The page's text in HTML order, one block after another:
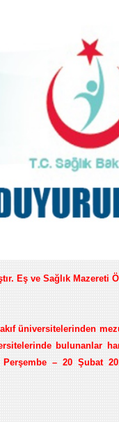
Eş ve Sağlık Mazereti
üniversitelerinden
bulunanlar
Perşembe – 20 Şubat